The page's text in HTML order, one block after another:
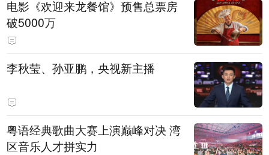
电影《欢迎来龙餐馆》预售总票房
破5000万
李秋莹、孙亚鹏，央视新主播
粤语经典歌曲大赛上演巅峰对决 湾
区音乐人才拼实力